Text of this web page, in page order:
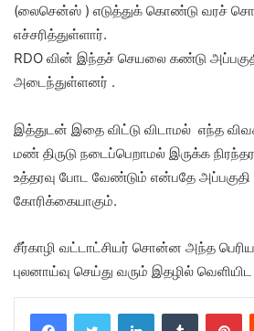
(லைசென்ஸ் ) எடுத்துக் கொண்டு வரச்
எச்சரித்துள்ளார்.
RDO வின் இந்தச் செயலை கண்டு
அடைந்துள்ளனர் .
இத்துடன் இதை விட்டு விடாமல் எந்த
மண் திருடு‌ நடைப்பெறாமல் இருக்க
உத்தரவு போட வேண்டும் என்பதே
கோரிக்கையாகும்.
சீர்காழி வட்டாட்சியர் சொன்ன அந்த
புலனாய்வு செய்து வரும் இதழில்
LinkedInTumblr